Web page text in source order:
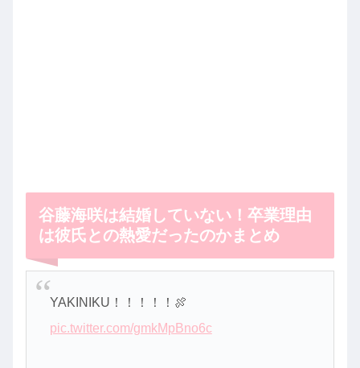
谷藤海咲は結婚していない！卒業理由
は彼氏との熱愛だったのかまとめ
YAKINIKU！！！！！🍖
pic.twitter.com/gmkMpBno6c